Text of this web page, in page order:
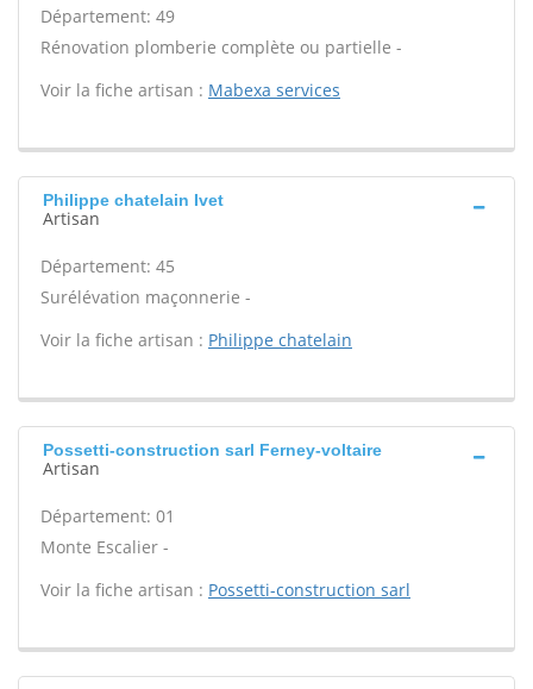
Département: 49
Rénovation plomberie complète ou partielle -
Voir la fiche artisan : Mabexa services
Philippe chatelain Ivet
Artisan
Département: 45
Surélévation maçonnerie -
Voir la fiche artisan : Philippe chatelain
Possetti-construction sarl Ferney-voltaire
Artisan
Département: 01
Monte Escalier -
Voir la fiche artisan : Possetti-construction sarl